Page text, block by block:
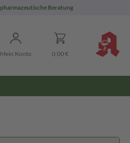
pharmazeutische Beratung
Mein Konto 0,00 €